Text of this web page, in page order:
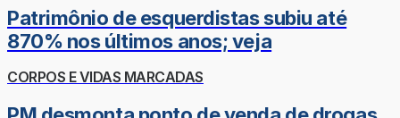
Patrimônio de esquerdistas subiu até
870% nos últimos anos; veja
CORPOS E VIDAS MARCADAS